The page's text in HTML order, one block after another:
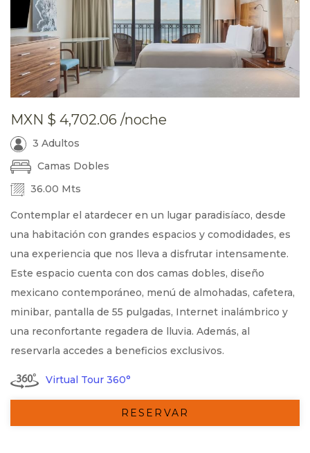
MXN $ 4,702.06 /noche
3 Adultos
Camas Dobles
36.00 Mts
Contemplar el atardecer en un lugar paradisíaco, desde
una habitación con grandes espacios y comodidades, es
una experiencia que nos lleva a disfrutar intensamente.
Este espacio cuenta con dos camas dobles, diseño
mexicano contemporáneo, menú de almohadas, cafetera,
minibar, pantalla de 55 pulgadas, Internet inalámbrico y
una reconfortante regadera de lluvia. Además, al
reservarla accedes a beneficios exclusivos.
Virtual Tour 360°
RESERVAR